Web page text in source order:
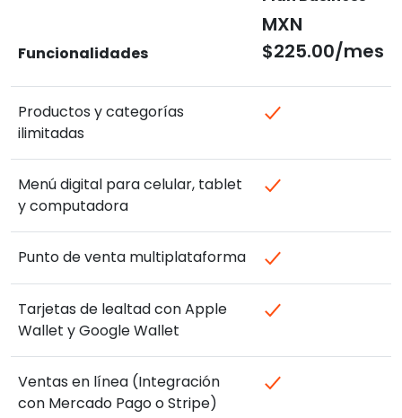
Funcionalidades
MXN
$225.00/mes
Productos y categorías
ilimitadas
Menú digital para celular, tablet
y computadora
Punto de venta multiplataforma
Tarjetas de lealtad con Apple
Wallet y Google Wallet
Ventas en línea (Integración
con Mercado Pago o Stripe)